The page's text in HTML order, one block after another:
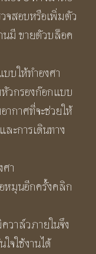
จสอบหรือเพิ่มตัว
นมี ขายตัวบล็อค
บให้ทำองศา
วกรองก๊อกแบบ
ากาศที่จะช่วยให้
ะการเดินทาง
า
หมุนอีกครั้งคลิก
วาล์วภายในจึง
จใช้งานได้